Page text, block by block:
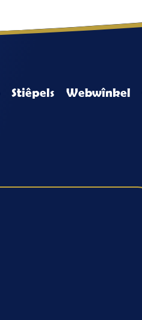
Stiêpels Webwînkel